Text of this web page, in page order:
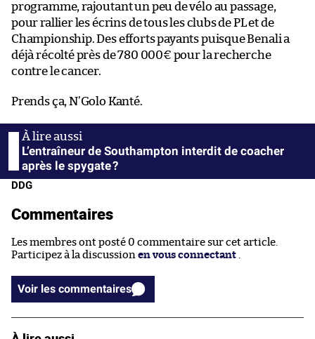
programme, rajoutant un peu de vélo au passage,
pour rallier les écrins de tous les clubs de PL et de
Championship. Des efforts payants puisque Benali a
déjà récolté près de 780 000€ pour la recherche
contre le cancer.
Prends ça, N’Golo Kanté.
L’entraîneur de Southampton interdit de coacher
après le spygate ?
DDG
Commentaires
Les membres ont posté 0 commentaire sur cet article.
Participez à la discussion en vous connectant .
Voir les commentaires